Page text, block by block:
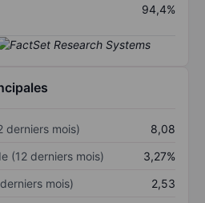
94,4%
derniers mois)
8,08
(12 derniers mois)
3,27%
mois)
2,53